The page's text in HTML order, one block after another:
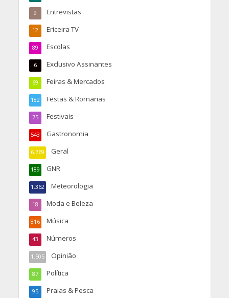
Entrevistas
9
Ericeira TV
12
Escolas
89
Exclusivo Assinantes
6
Feiras & Mercados
69
Festas & Romarias
182
Festivais
75
Gastronomia
543
Geral
6.769
GNR
189
Meteorologia
1.362
Moda e Beleza
18
Música
816
Números
43
Opinião
1.505
Política
87
Praias & Pesca
95